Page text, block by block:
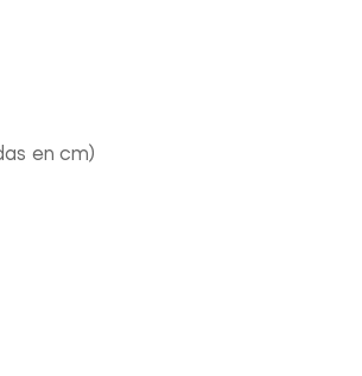
en cm)